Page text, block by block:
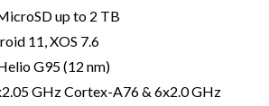
up to 2 TB
11, XOS 7.6
G95 (12 nm)
GHz Cortex-A76 & 6x2.0 GHz